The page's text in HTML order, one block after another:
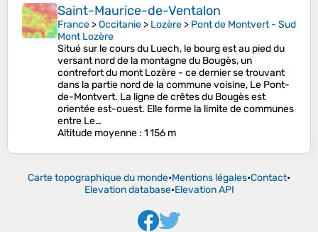
Saint-Maurice-de-Ventalon
France >Occitanie > Lozère > Pont de Montvert - Sud
Mont Lozère
Situé sur le cours du Luech, le bourg est au pied du
versant nord de la montagne du Bougès, un
contrefort du mont Lozère - ce dernier se trouvant
dans la partie nord de la commune voisine, Le Pont-
de-Montvert. La ligne de crêtes du Bougès est
orientée est-ouest. Elle forme la limite de communes
entre Le…
Altitude moyenne : 1 156 m
Carte topographique du monde•Mentions légales•Contact•
Elevation database•Elevation API